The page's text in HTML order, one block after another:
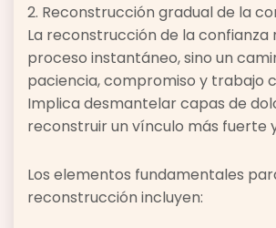
2. Reconstrucción gradual de la
La reconstrucción de la confianza
proceso instantáneo, sino un
paciencia, compromiso y trabajo
Implica desmantelar capas de
reconstruir un vínculo más fuerte
Los elementos fundamentales
reconstrucción incluyen: